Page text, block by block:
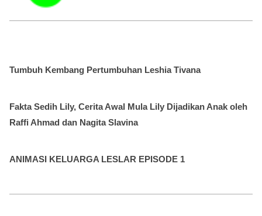
Tumbuh Kembang Pertumbuhan Leshia Tivana
Fakta Sedih Lily, Cerita Awal Mula Lily Dijadikan Anak oleh
Raffi Ahmad dan Nagita Slavina
ANIMASI KELUARGA LESLAR EPISODE 1